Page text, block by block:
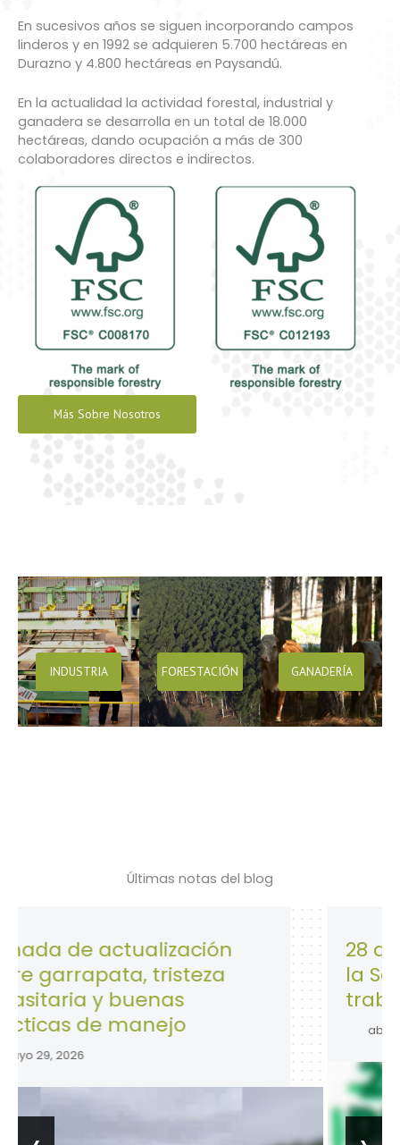
En sucesivos años se siguen incorporando campos
linderos y en 1992 se adquieren 5.700 hectáreas en
Durazno y 4.800 hectáreas en Paysandú.
En la actualidad la actividad forestal, industrial y
ganadera se desarrolla en un total de 18.000
hectáreas, dando ocupación a más de 300
colaboradores directos e indirectos.
Más Sobre Nosotros
INDUSTRIA FORESTACIÓN GANADERÍA
Últimas notas del blog
tristeza
manejo
28 de Abril:
la Seguridad y
trabajo.
abril 28, 2026